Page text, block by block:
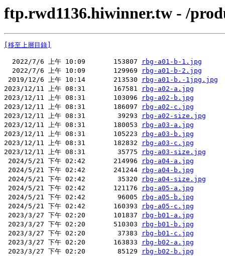
ftp.rwd1136.hiwinner.tw - /
[移至上層目錄]
  2022/7/6 上午 10:09       153807
rbg-a01-b-1.jpg
  2022/7/6 上午 10:09       129969
rbg-a01-b-2.jpg
2019/12/6 上午 10:14       213530
rbg-a01-b.-1jpg.jpg
2023/12/11 上午 08:31       167581
rbg-a02-a.jpg
2023/12/11 上午 08:31       103096
rbg-a02-b.jpg
2023/12/11 上午 08:31       186097
rbg-a02-c.jpg
2023/12/11 上午 08:31        39293
rbg-a02-size.jpg
2023/12/11 上午 08:31       180053
rbg-a03-a.jpg
2023/12/11 上午 08:31       105223
rbg-a03-b.jpg
2023/12/11 上午 08:31       182832
rbg-a03-c.jpg
2023/12/11 上午 08:31        35775
rbg-a03-size.jpg
2024/5/21 下午 02:42       214996
rbg-a04-a.jpg
2024/5/21 下午 02:42       241244
rbg-a04-b.jpg
2024/5/21 下午 02:42        35320
rbg-a04-size.jpg
2024/5/21 下午 02:42       121176
rbg-a05-a.jpg
2024/5/21 下午 02:42        96005
rbg-a05-b.jpg
2024/5/21 下午 02:42       160393
rbg-a05-c.jpg
2023/3/27 下午 02:20       101837
rbg-b01-a.jpg
2023/3/27 下午 02:20       510303
rbg-b01-b.jpg
2023/3/27 下午 02:20        37383
rbg-b01-c.jpg
2023/3/27 下午 02:20       163833
rbg-b02-a.jpg
2023/3/27 下午 02:20        85129
rbg-b02-b.jpg